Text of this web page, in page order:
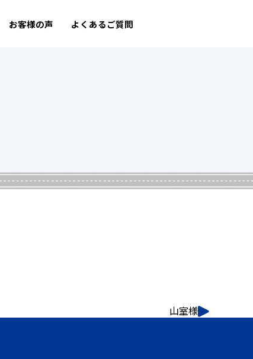
お客様の声 よくあるご質問
山室様